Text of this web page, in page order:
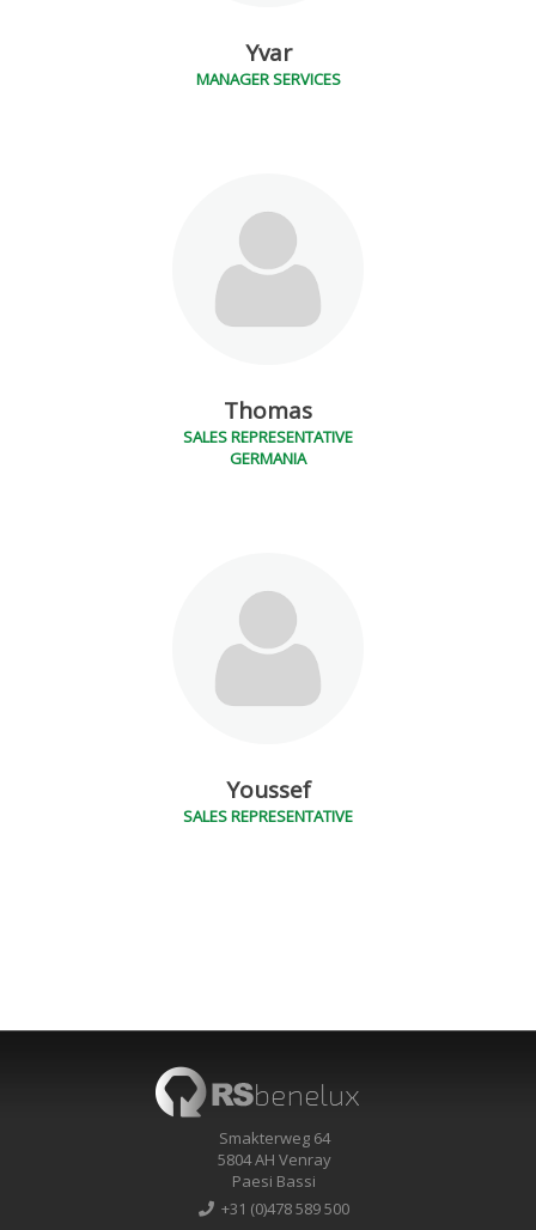
Yvar
MANAGER SERVICES
Thomas
SALES REPRESENTATIVE
GERMANIA
Youssef
SALES REPRESENTATIVE
Smakterweg 64
5804 AH Venray
Paesi Bassi
+31 (0)478 589 500